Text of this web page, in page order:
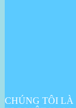
CHÚNG TÔI LÀ